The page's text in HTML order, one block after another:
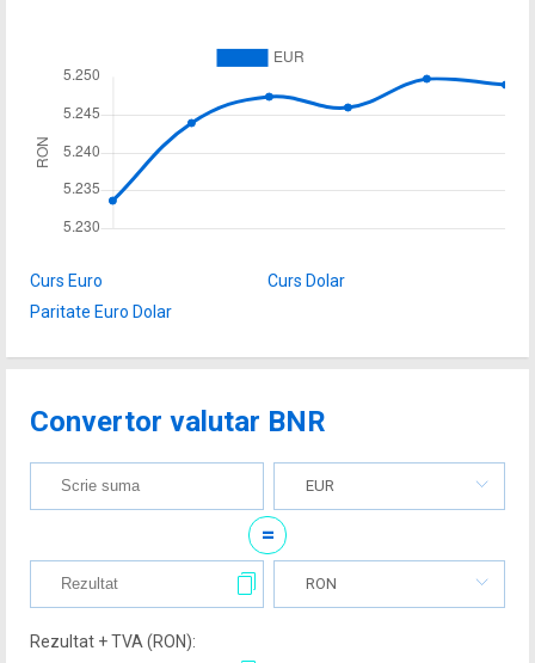
Curs Euro
Curs Dolar
Paritate Euro Dolar
Convertor valutar BNR
EUR
=
RON
Rezultat + TVA (RON):